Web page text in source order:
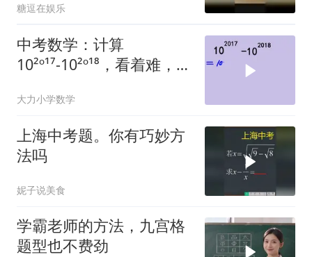
糖逗在娱乐
中考数学：计算
10²º¹⁷-10²º¹⁸，看着难，好
大力小学数学
上海中考题。你有巧妙方
法吗
妮子说美食
学霸老师的方法，九宫格
题型也不费劲